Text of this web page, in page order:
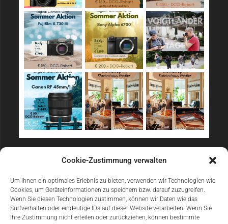
Cookie-Zustimmung verwalten
Um Ihnen ein optimales Erlebnis zu bieten, verwenden wir Technologien wie
Cookies, um Geräteinformationen zu speichern bzw. darauf zuzugreifen.
Wenn Sie diesen Technologien zustimmen, können wir Daten wie das
Surfverhalten oder eindeutige IDs auf dieser Website verarbeiten. Wenn Sie
Ihre Zustimmung nicht erteilen oder zurückziehen, können bestimmte
Sicher Einkaufen